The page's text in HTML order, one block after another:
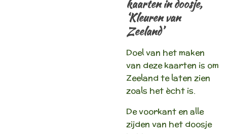
kaarten in doosje,
‘Kleuren van
Zeeland’
Doel van het maken
van deze kaarten is om
Zeeland te laten zien
zoals het ècht is.
De voorkant en alle
zijden van het doosje